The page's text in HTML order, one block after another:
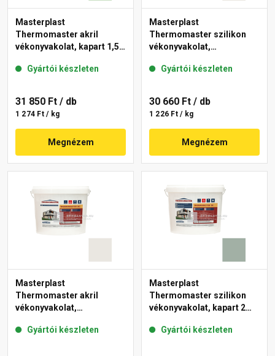
Masterplast
Thermomaster akril
vékonyvakolat, kapart 1,5
Gyártói készleten
31 850 Ft / db
1 274 Ft / kg
Megnézem
Masterplast
Thermomaster szilikon
vékonyvakolat,
45-F 25 kg
Gyártói készleten
30 660 Ft / db
1 226 Ft / kg
Megnézem
Masterplast
Thermomaster akril
vékonyvakolat,
45-F 25 kg
Gyártói készleten
Masterplast
Thermomaster szilikon
vékonyvakolat, kapart 2
Gyártói készleten